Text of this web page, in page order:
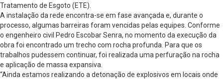
Tratamento de Esgoto (ETE).
A instalação da rede encontra-se em fase avançada e, durante o
processo, algumas barreiras foram vencidas pelas equipes. Conforme
o engenheiro civil Pedro Escobar Senra, no momento da execução da
obra foi encontrado um trecho com rocha profunda. Para que os
trabalhos pudessem continuar, foi realizada uma perfuração na rocha
e aplicação de massa expansiva.
“Ainda estamos realizando a detonação de explosivos em locais onde